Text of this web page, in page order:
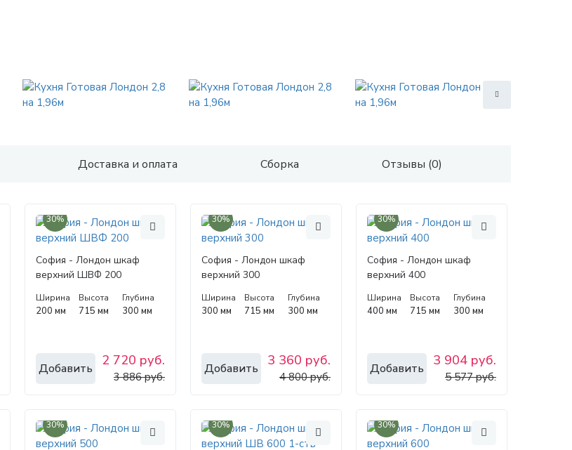
Доставка и оплата Сборка Отзывы (0)
30%
София - Лондон шкаф
верхний ШВФ 200
Ширина
200 мм
Высота
715 мм
Глубина
300 мм
Добавить 2 720 руб.
3 886 руб.
30%
София - Лондон шкаф
верхний 300
Ширина
300 мм
Высота
715 мм
Глубина
300 мм
Добавить 3 360 руб.
4 800 руб.
30%
София - Лондон шкаф
верхний 400
Ширина
400 мм
Высота
715 мм
Глубина
300 мм
Добавить 3 904 руб.
5 577 руб.
30% 30% 30%